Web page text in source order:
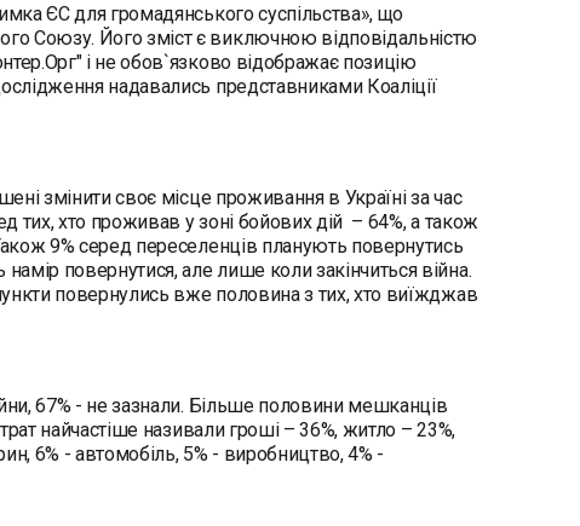
ЄС для громадянського суспільства», що
Союзу. Його зміст є виключною відповідальністю
і не обов`язково відображає позицію
надавались представниками Коаліції
змінити своє місце проживання в Україні за час
тих, хто проживав у зоні бойових дій – 64%, а також
9% серед переселенців планують повернутись
повернутися, але лише коли закінчиться війна.
повернулись вже половина з тих, хто виїжджав
67% - не зазнали. Більше половини мешканців
найчастіше називали гроші – 36%, житло – 23%,
6% - автомобіль, 5% - виробництво, 4% -